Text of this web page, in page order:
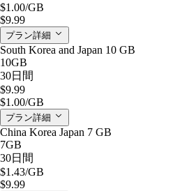
$1.00/GB
$9.99
プラン詳細
South Korea and Japan 10 GB
10GB
30日間
$9.99
$1.00/GB
プラン詳細
China Korea Japan 7 GB
7GB
30日間
$1.43/GB
$9.99